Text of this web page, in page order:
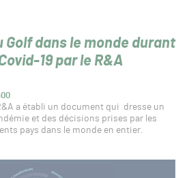
Golf dans le monde durant
19 par le R&A
a établi un document qui dresse un
et des décisions prises par les
pays dans le monde en entier.